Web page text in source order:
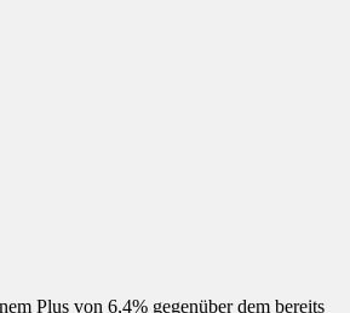
Plus von 6,4% gegenüber dem bereits